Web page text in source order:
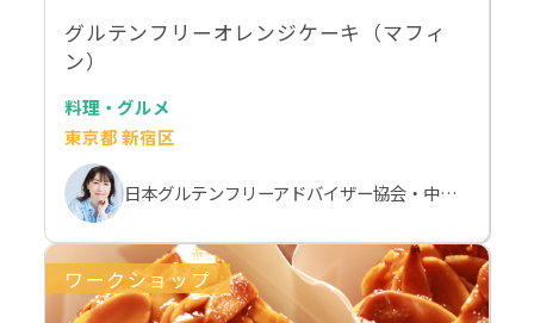
グルテンフリーオレンジケーキ（マフィ
ン）
料理・グルメ
東京都 新宿区
日本グルテンフリーアドバイザー協会・中村由美子
ワークショップ